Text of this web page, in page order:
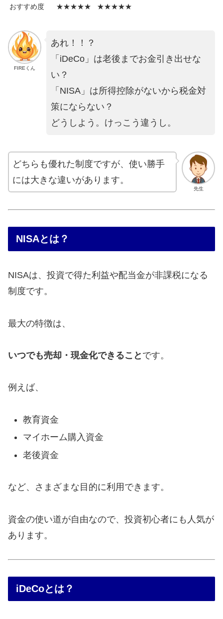
おすすめ度 ★★★★★ ★★★★★
FIREくん
あれ！！？
「iDeCo」は老後までお金引き出せな
い？
「NISA」は所得控除がないから税金対
策にならない？
どうしよう。けっこう違うし。
先生
どちらも優れた制度ですが、使い勝手
には大きな違いがあります。
NISAとは？
NISAは、投資で得た利益や配当金が非課税になる
制度です。
最大の特徴は、
いつでも売却・現金化できること です。
例えば、
教育資金
マイホーム購入資金
老後資金
など、さまざまな目的に利用できます。
資金の使い道が自由なので、投資初心者にも人気が
あります。
iDeCoとは？